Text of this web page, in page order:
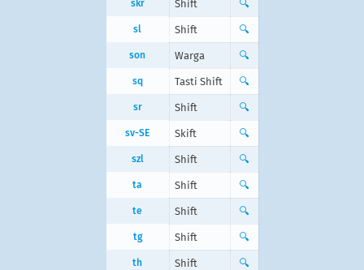
skr Shift 🔍
sl Shift 🔍
son Warga 🔍
sq Tasti Shift 🔍
sr Shift 🔍
sv-SE Skift 🔍
szl Shift 🔍
ta Shift 🔍
te Shift 🔍
tg Shift 🔍
th Shift 🔍